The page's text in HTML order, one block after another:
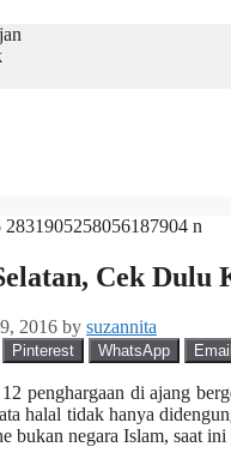
Cek Dulu
2016 by suzannita
Pinterest WhatsApp Email
penghargaan di ajang
halal tidak hanya
bukan negara Islam, saat